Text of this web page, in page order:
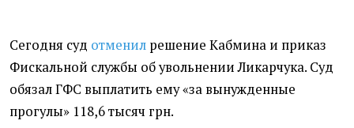
Сегодня суд отменил решение Кабмина и приказ
Фискальной службы об увольнении Ликарчука. Суд
обязал ГФС выплатить ему«за вынужденные
прогулы» 118,6 тысяч грн.